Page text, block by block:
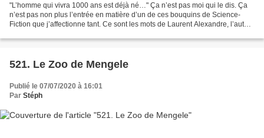
"L’homme qui vivra 1000 ans est déjà né…" Ça n’est pas moi qui le dis. Ça
n’est pas non plus l’entrée en matière d’un de ces bouquins de Science-
Fiction que j’affectionne tant. Ce sont les mots de Laurent Alexandre, l’auteur
521. Le Zoo de Mengele
Publié le 07/07/2020 à 16:01
Par Stéph